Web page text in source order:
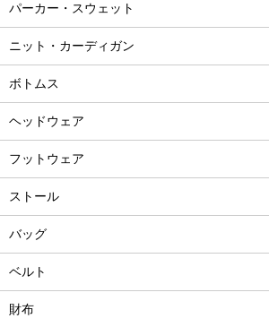
パーカー・スウェット
ニット・カーディガン
ボトムス
ヘッドウェア
フットウェア
ストール
バッグ
ベルト
財布